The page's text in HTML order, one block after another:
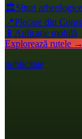
🏛️Situri arheologice
📍Plecare din
📱 Aplicație mobilă
Explorează rutele →
publicitate